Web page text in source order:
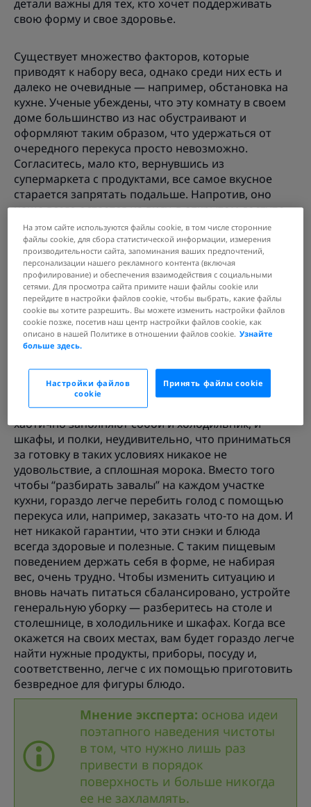
детали важны для тех, кто хочет поддерживать
свою форму и свое здоровье.
Существует множество факторов, которые
приводят к набору веса, однако среди них есть и
далеко не очевидные — например, обстановка на
кухне. Ученые убеждены, что эту комнату в своем
доме большинство из нас обустраивают и
оформляют таким образом, что удержаться от
очередного перекуса просто невозможно.
Согласитесь, мало кто, вернувшись из
супермаркета с продуктами, все самое вкусное
старается запрятать подальше. Напротив, оно
чаще всего остается на виду, в открытом доступе,
поэтому руки так и тянутся к еде даже в тот
момент, когда вы, в общем-то, не очень голодны.
Это не единственная ошибка, которую многие
совершают на кухне и которая негативно
сказывается на их рационе.
Как избежать их? Навести на кухне порядок, следуя
нескольким советам, которые мы собрали ниже.
Устройте уборку
Если столовые приборы свалены в одном месте,
сковороды и кастрюли “разбежались” по разным
ящикам, посуда — то тут, то там, а продукты
хаотично заполняют собой и холодильник, и
шкафы, и полки, неудивительно, что приниматься
за готовку в таких условиях никакое не
удовольствие, а сплошная морока. Вместо того
чтобы “разбирать завалы” на каждом участке
кухни, гораздо легче перебить голод с помощью
перекуса или, например, заказать что-то на дом. И
нет никакой гарантии, что эти снэки и блюда
всегда здоровые и полезные. С таким пищевым
поведением держать себя в форме, не набирая
вес, очень трудно. Чтобы изменить ситуацию и
вновь начать питаться сбалансировано, устройте
генеральную уборку — разберитесь на столе и
столешнице, в холодильнике и шкафах. Когда все
окажется на своих местах, вам будет гораздо легче
найти нужные продукты, приборы, посуду и,
соответственно, легче с их помощью приготовить
безвредное для фигуры блюдо.
Мнение эксперта: основа идеи
поэтапного наведения чистоты
в том, что нужно лишь раз
привести в порядок
поверхность и больше никогда
ее не захламлять.
На этом сайте используются файлы cookie, в том числе сторонние
файлы cookie, для сбора статистической информации, измерения
производительности сайта, запоминания ваших предпочтений,
персонализации нашего рекламного контента (включая
профилирование) и обеспечения взаимодействия с социальными
сетями. Для просмотра сайта примите наши файлы cookie или
перейдите в настройки файлов cookie, чтобы выбрать, какие файлы
cookie вы хотите разрешить. Вы можете изменить настройки файлов
cookie позже, посетив наш центр настройки файлов cookie, как
описано в нашей Политике в отношении файлов cookie. Узнайте
больше здесь.
Принять файлы cookie
Настройки файлов
cookie